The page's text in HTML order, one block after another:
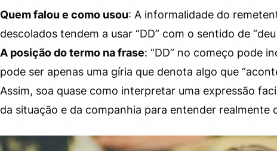
Quem falou e como usou: A informalidade do
descolados tendem a usar “DD” com o sentido de
A posição do termo na frase: “DD” no começo pode
pode ser apenas uma gíria que denota algo que
Assim, soa quase como interpretar uma expressão
da situação e da companhia para entender realmente